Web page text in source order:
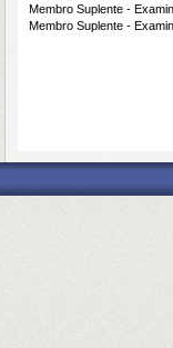
Membro Suplente -
Membro Suplente -